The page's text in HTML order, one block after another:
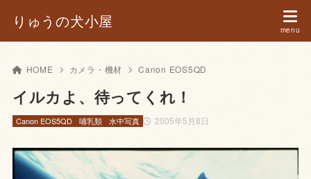
りゅうの犬小屋
HOME カメラ・機材 Canon EOS5QD
イルカよ、待ってくれ！
2005年5月8日
Canon EOS5QD 哺乳類 水中写真